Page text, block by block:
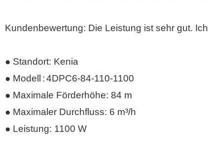
Kundenbewertung: Die Leistung ist sehr gut.
● Standort: Kenia
● Modell
:4DPC6-84-110-1100
● Maximale Förderhöhe: 84 m
● Maximaler Durchfluss: 6 m³/h
● Leistung: 1100 W